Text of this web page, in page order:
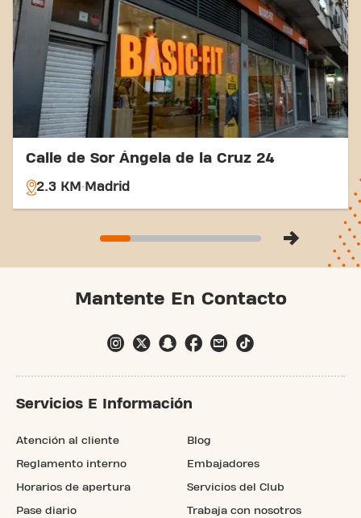
Calle de Sor Ángela de la Cruz 24
2.3 KM Madrid
Mantente En Contacto
Servicios E Información
Atención al cliente
Reglamento interno
Horarios de apertura
Pase diario
Blog
Embajadores
Servicios del Club
Trabaja con nosotros